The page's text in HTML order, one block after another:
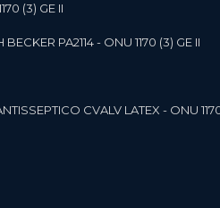
(3) GE II
PA2114 - ONU 1170 (3) GE II
CVALV LATEX - ONU